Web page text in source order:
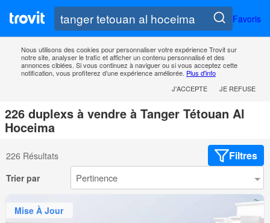
Favoris
Nous utilisons des cookies pour personnaliser votre expérience Trovit sur
notre site, analyser le trafic et afficher un contenu personnalisé et des
annonces ciblées. Si vous continuez à naviguer ou si vous acceptez cette
notification, vous profiterez d’une expérience améliorée. Plus d'info
J'ACCEPTE
JE REFUSE
226 duplexs à vendre à Tanger Tétouan Al
Hoceima
226 Résultats Filtres
Trier par
Mise À Jour